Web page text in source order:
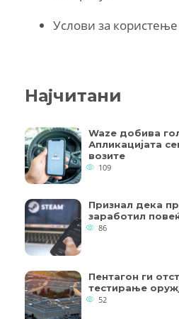
Услови за користење
Најчитани
Waze добива
Апликацијата
возите
109
Признал дека
заработил
86
Пентагон ги
тестирање
52